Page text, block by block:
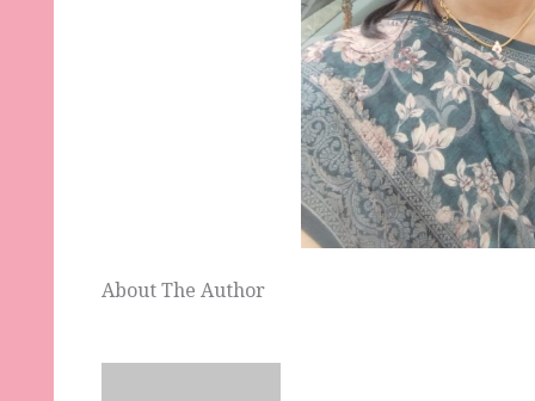
About The Author